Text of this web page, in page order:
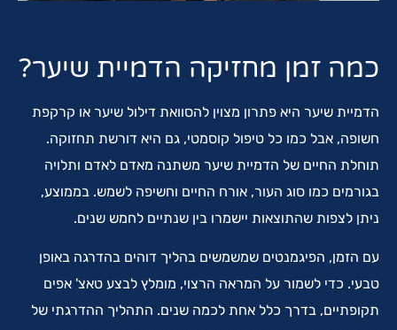
כמה זמן מחזיקה הדמיית שיער?
הדמיית שיער היא פתרון מצוין להסוואת דילול שיער או קרקפת
חשופה, אבל כמו כל טיפול קוסמטי, גם היא דורשת תחזוקה.
תוחלת החיים של הדמיית שיער משתנה מאדם לאדם ותלויה
בגורמים כמו סוג העור, אורח החיים וחשיפה לשמש. בממוצע,
ניתן לצפות שהתוצאות יישמרו בין שנתיים לחמש שנים.
עם הזמן, הפיגמנטים שמשמשים בהליך דוהים בהדרגה באופן
טבעי. כדי לשמור על המראה הרצוי, מומלץ לבצע טאצ' אפים
תקופתיים, בדרך כלל אחת לכמה שנים. התהליך ההדרגתי של